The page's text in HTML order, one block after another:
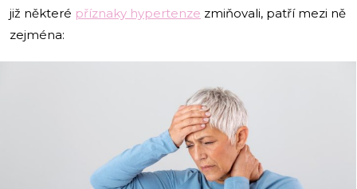
již některé příznaky hypertenze zmiňovali, patří mezi ně
zejména: